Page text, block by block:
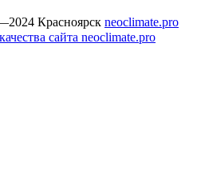
Красноярск neoclimate.pro